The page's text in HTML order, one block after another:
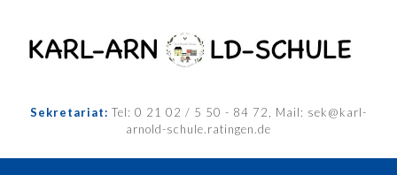
Sekretariat: Tel: 0 21 02 / 5 50 - 84 72, Mail: sek@karl-
arnold-schule.ratingen.de